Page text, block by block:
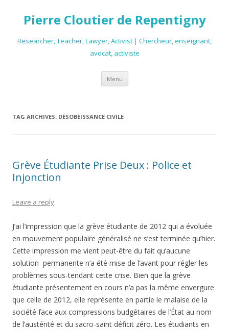
Pierre Cloutier de Repentigny
Researcher, Teacher, Lawyer, Activist | Chercheur, enseignant,
avocat, activiste
Menu Skip
content
TAG ARCHIVES: DÉSOBÉISSANCE CIVILE
Grève Étudiante Prise Deux : Police et
Injonction
Leave a reply
J’ai l’impression que la grève étudiante de 2012 qui a évoluée
en mouvement populaire généralisé ne s’est terminée qu’hier.
Cette impression me vient peut-être du fait qu’aucune
solution permanente n’a été mise de l’avant pour régler les
problèmes sous-tendant cette crise. Bien que la grève
étudiante présentement en cours n’a pas la même envergure
que celle de 2012, elle représente en partie le malaise de la
société face aux compressions budgétaires de l’État au nom
de l’austérité et du sacro-saint déficit zéro. Les étudiants en